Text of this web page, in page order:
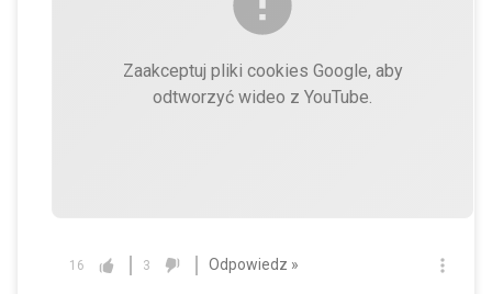
Zaakceptuj pliki cookies Google, aby
odtworzyć wideo z YouTube.
16 3 Odpowiedz »